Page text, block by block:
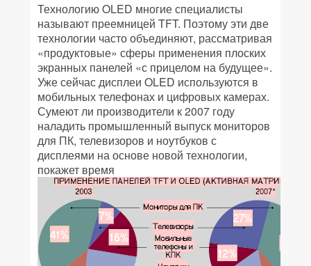
Технологию OLED многие специалисты
называют преемницей TFT. Поэтому эти две
технологии часто объединяют, рассматривая
«продуктовые» сферы применения плоских
экранных панелей «с прицелом на будущее».
Уже сейчас дисплеи OLED используются в
мобильных телефонах и цифровых камерах.
Сумеют ли производители к 2007 году
наладить промышленный выпуск мониторов
для ПК, телевизоров и ноутбуков с
дисплеями на основе новой технологии,
покажет время